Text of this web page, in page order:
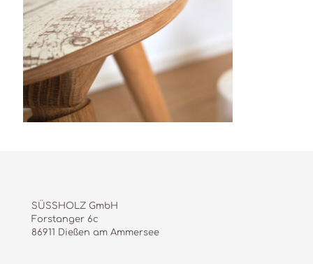
SÜSSHOLZ GmbH
Forstanger 6c
86911 Dießen am Ammersee